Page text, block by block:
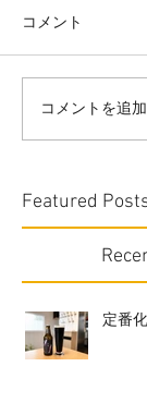
コメント
コメントを追
Featured
定番